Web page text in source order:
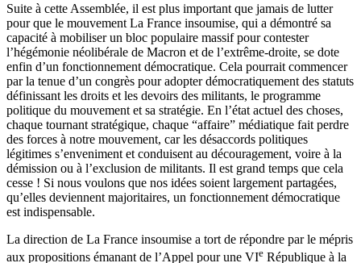
Suite à cette Assemblée, il est plus important que jamais de lutter
pour que le mouvement La France insoumise, qui a démontré sa
capacité à mobiliser un bloc populaire massif pour contester
l’hégémonie néolibérale de Macron et de l’extrême-droite, se dote
enfin d’un fonctionnement démocratique. Cela pourrait commencer
par la tenue d’un congrès pour adopter démocratiquement des statuts
définissant les droits et les devoirs des militants, le programme
politique du mouvement et sa stratégie. En l’état actuel des choses,
chaque tournant stratégique, chaque “affaire” médiatique fait perdre
des forces à notre mouvement, car les désaccords politiques
légitimes s’enveniment et conduisent au découragement, voire à la
démission ou à l’exclusion de militants. Il est grand temps que cela
cesse ! Si nous voulons que nos idées soient largement partagées,
qu’elles deviennent majoritaires, un fonctionnement démocratique
est indispensable.
La direction de La France insoumise a tort de répondre par le mépris
aux propositions émanant de l’Appel pour une VIe République à la